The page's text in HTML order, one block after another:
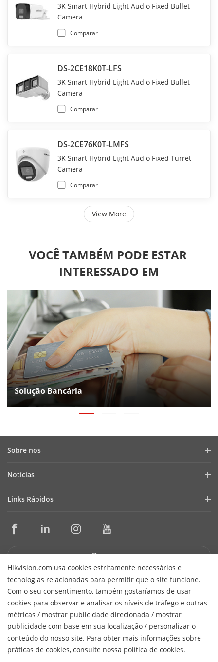
3K Smart Hybrid Light Audio Fixed Bullet
Camera
Comparar
DS-2CE18K0T-LFS
3K Smart Hybrid Light Audio Fixed Bullet
Camera
Comparar
DS-2CE76K0T-LMFS
3K Smart Hybrid Light Audio Fixed Turret
Camera
Comparar
View More
VOCÊ TAMBÉM PODE ESTAR
INTERESSADO EM
Solução Bancária
Hikvision.com usa cookies estritamente necessários e
tecnologias relacionadas para permitir que o site funcione.
Com o seu consentimento, também gostaríamos de usar
cookies para observar e analisar os níveis de tráfego e outras
métricas / mostrar publicidade direcionada / mostrar
publicidade com base em sua localização / personalizar o
conteúdo do nosso site. Para obter mais informações sobre
práticas de cookies, consulte nossa política de cookies.
Sobre nós
Segurança Cibernética
Sustentabilidade
Fale Conosco
Perguntas Frequentes
Notícias
Casos de Sucesso
Links Rápidos
Ferramentas de Instalação e Manutenção
SDKs de Integração
Garantia e Troca Expressa
Suporte Técnico
Contato
Receber Newsletter
Hikvision do Brasil Comércio de Equipamentos de Segurança
Ltda. CNPJ/MF: 15.431.830/0001-40
© 2026 Hangzhou
Hikvision Digital Technology Co., Ltd. All Rights Reserved.
Política de Privacidade
Política de Cookies
Preferências de
Cookies
Cancelar Assinatura